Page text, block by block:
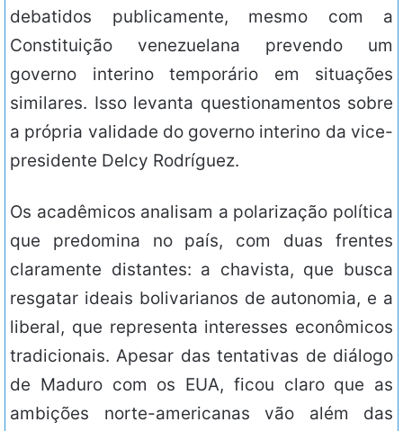
debatidos publicamente, mesmo com a
Constituição venezuelana prevendo um
governo interino temporário em situações
similares. Isso levanta questionamentos sobre
a própria validade do governo interino da vice-
presidente Delcy Rodríguez.
Os acadêmicos analisam a polarização política
que predomina no país, com duas frentes
claramente distantes: a chavista, que busca
resgatar ideais bolivarianos de autonomia, e a
liberal, que representa interesses econômicos
tradicionais. Apesar das tentativas de diálogo
de Maduro com os EUA, ficou claro que as
ambições norte-americanas vão além das